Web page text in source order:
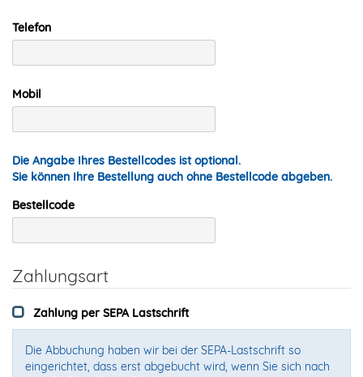
Telefon
Mobil
Die Angabe Ihres Bestellcodes ist optional.
Sie können Ihre Bestellung auch ohne Bestellcode abgeben.
Bestellcode
Zahlungsart
Zahlung per SEPA Lastschrift
Die Abbuchung haben wir bei der SEPA-Lastschrift so
eingerichtet, dass erst abgebucht wird, wenn Sie sich nach